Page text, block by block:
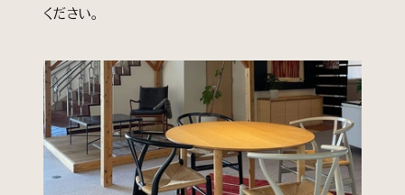
ください。